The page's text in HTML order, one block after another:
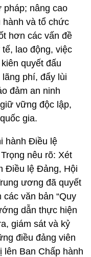
pháp; nâng cao
hành và tổ chức
hơn các vấn đề
lao động, việc
quyết đấu
phí, đẩy lùi
đảm an ninh
vững độc lập,
gia.
hành Điều lệ
nêu rõ: Xét
Điều lệ Đảng, Hội
ương đã quyết
văn bản “Quy
dẫn thực hiện
giám sát và kỷ
điều đảng viên
lên Ban Chấp hành